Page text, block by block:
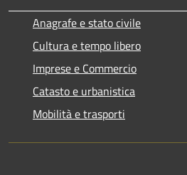
Anagrafe e stato civile
Cultura e tempo libero
Imprese e Commercio
Catasto e urbanistica
Mobilità e trasporti